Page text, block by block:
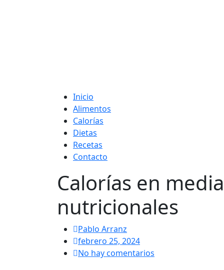
Adelgaza con en
Inicio
Alimentos
Calorías
Dietas
Recetas
Contacto
Calorías en
nutricionales
Pablo Arranz
febrero 25, 2024
No hay comentarios